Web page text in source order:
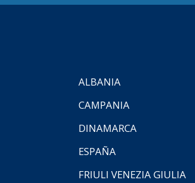
ALBANIA
CAMPANIA
DINAMARCA
ESPAÑA
FRIULI VENEZIA GIULIA